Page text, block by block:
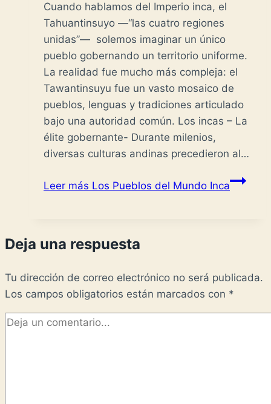
Cuando hablamos del Imperio inca, el
Tahuantinsuyo —“las cuatro regiones
unidas”— solemos imaginar un único
pueblo gobernando un territorio uniforme.
La realidad fue mucho más compleja: el
Tawantinsuyu fue un vasto mosaico de
pueblos, lenguas y tradiciones articulado
bajo una autoridad común. Los incas – La
élite gobernante- Durante milenios,
diversas culturas andinas precedieron al…
Leer más Los Pueblos del Mundo Inca
Deja una respuesta
Tu dirección de correo electrónico no será publicada.
Los campos obligatorios están marcados con *